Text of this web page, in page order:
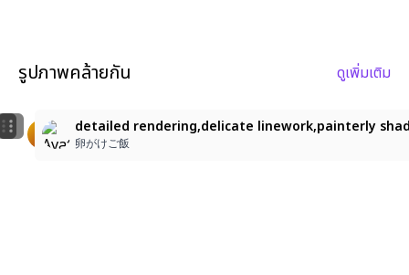
รูปภาพคล้ายกัน ดูเพิ่มเติม
s-leshka
1girl, solo, long hair, holding, hair ornament,
meigulu0721
detailed rendering,delicate linework,painterly
卵がけご飯